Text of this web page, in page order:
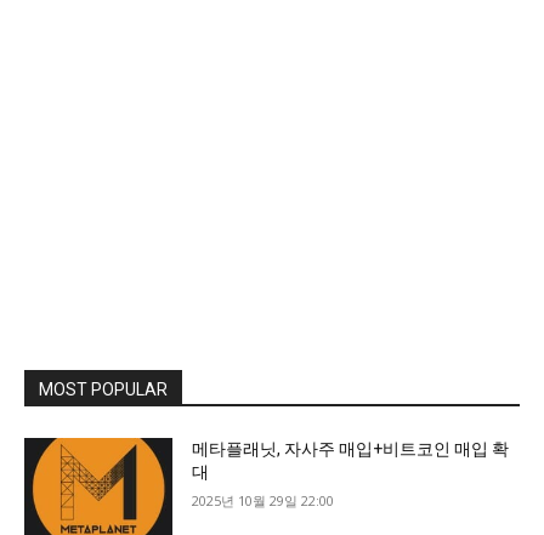
MOST POPULAR
메타플래닛, 자사주 매입+비트코인 매입 확
대
2025년 10월 29일 22:00